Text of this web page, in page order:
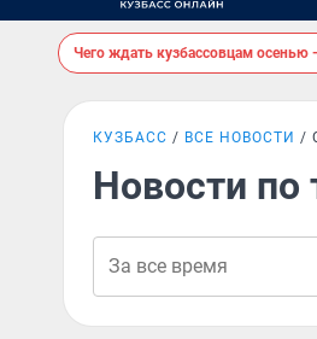
Чего ждать кузбассовцам осенью
КУЗБАСС ВСЕ НОВОСТИ
Новости по